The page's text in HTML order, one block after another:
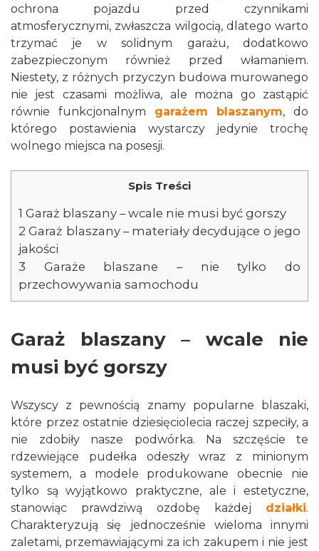
ochrona pojazdu przed czynnikami
atmosferycznymi, zwłaszcza wilgocią, dlatego warto
trzymać je w solidnym garażu, dodatkowo
zabezpieczonym również przed włamaniem.
Niestety, z różnych przyczyn budowa murowanego
nie jest czasami możliwa, ale można go zastąpić
równie funkcjonalnym garażem blaszanym, do
którego postawienia wystarczy jedynie trochę
wolnego miejsca na posesji.
Spis Treści
1 Garaż blaszany – wcale nie musi być gorszy
2 Garaż blaszany – materiały decydujące o jego
jakości
3 Garaże blaszane – nie tylko do
przechowywania samochodu
Garaż blaszany – wcale nie
musi być gorszy
Wszyscy z pewnością znamy popularne blaszaki,
które przez ostatnie dziesięciolecia raczej szpeciły, a
nie zdobiły nasze podwórka. Na szczęście te
rdzewiejące pudełka odeszły wraz z minionym
systemem, a modele produkowane obecnie nie
tylko są wyjątkowo praktyczne, ale i estetyczne,
stanowiąc prawdziwą ozdobę każdej działki.
Charakteryzują się jednocześnie wieloma innymi
zaletami, przemawiającymi za ich zakupem i nie jest